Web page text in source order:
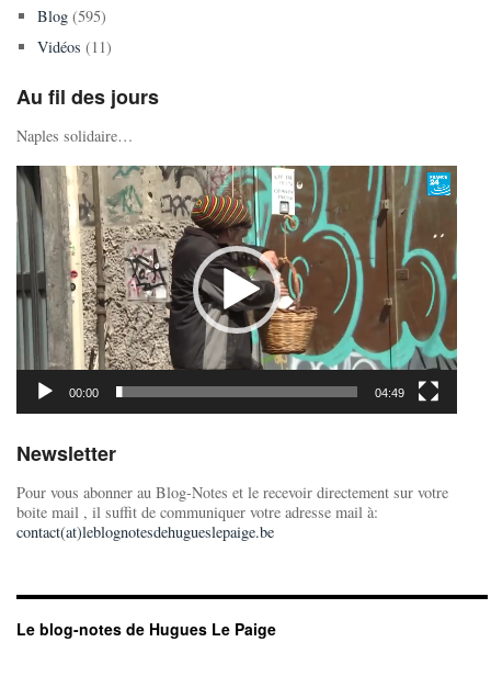
Blog(595)
Vidéos (11)
Au fil des jours
Naples solidaire…
Lecteur
vidéo
00:00 04:49
Newsletter
Pour vous abonner au Blog-Notes et le recevoir directement sur votre
boite mail , il suffit de communiquer votre adresse mail à:
contact(at)leblognotesdehugueslepaige.be
Le blog-notes de Hugues Le Paige